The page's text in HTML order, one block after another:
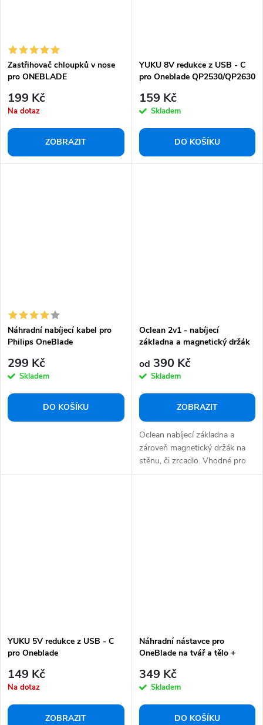
Zastřihovač chloupků v nose
pro ONEBLADE
199 Kč
Na dotaz
ZOBRAZIT
YUKU 8V redukce z USB - C
pro Oneblade QP2530/QP2630
159 Kč
Skladem
DO KOŠÍKU
Náhradní nabíjecí kabel pro
Philips OneBlade
299 Kč
Skladem
DO KOŠÍKU
Oclean 2v1 - nabíjecí
základna a magnetický držák
F1/X/X Pro/Z1
od 390 Kč
Skladem
ZOBRAZIT
Oclean nabíjecí základna a
zároveň magnetický držák na
stěnu, či zrcadlo. Vhodné pro
elektrický...
YUKU 5V redukce z USB - C
pro Oneblade
149 Kč
Na dotaz
ZOBRAZIT
Náhradní nástavce pro
OneBlade na tvář a tělo +
349 Kč
Skladem
DO KOŠÍKU